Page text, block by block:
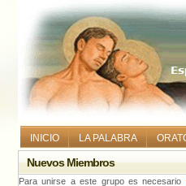
INICIO LA PALABRA
Nuevos Miembros
Para unirse a este grupo es necesario